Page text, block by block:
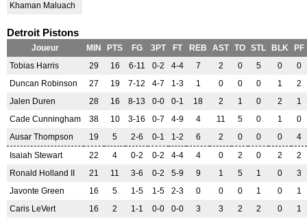
Khaman Maluach
Detroit Pistons
Joueur MIN PTS FG 3PT FT REB AST TO STL BLK
PF
Tobias Harris
29 16 6-11 0-2 4-4 7 2 0 5 0
0
Duncan Robinson
27 19 7-12 4-7 1-3 1 0 0 0 1
2
Jalen Duren
28 16 8-13 0-0 0-1 18 2 1 0 2
1
Cade Cunningham
38 10 3-16 0-7 4-9 4 11 5 0 1
0
Ausar Thompson
19 5 2-6 0-1 1-2 6 2 0 0 0
4
Isaiah Stewart
22 4 0-2 0-2 4-4 4 0 2 0 2
2
Ronald Holland II
21 11 3-6 0-2 5-9 9 1 5 1 0
3
Javonte Green
16 5 1-5 1-5 2-3 0 0 0 1 0
1
Caris LeVert
16 2 1-1 0-0 0-0 3 3 2 2 0 1